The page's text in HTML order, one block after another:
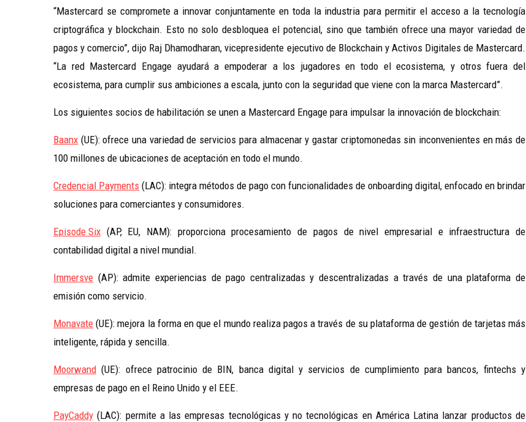
“Mastercard se compromete a innovar conjuntamente en toda la industria para permitir el acceso a la tecnología
criptográfica y blockchain. Esto no solo desbloquea el potencial, sino que también ofrece una mayor variedad de
pagos y comercio”, dijo Raj Dhamodharan, vicepresidente ejecutivo de Blockchain y Activos Digitales de Mastercard.
“La red Mastercard Engage ayudará a empoderar a los jugadores en todo el ecosistema, y ​​otros fuera del
ecosistema, para cumplir sus ambiciones a escala, junto con la seguridad que viene con la marca Mastercard”.
Los siguientes socios de habilitación se unen a Mastercard Engage para impulsar la innovación de blockchain:
Baanx (UE): ofrece una variedad de servicios para almacenar y gastar criptomonedas sin inconvenientes en más de
100 millones de ubicaciones de aceptación en todo el mundo.
Credencial Payments (LAC): integra métodos de pago con funcionalidades de onboarding digital, enfocado en brindar
soluciones para comerciantes y consumidores.
Episode Six (AP, EU, NAM): proporciona procesamiento de pagos de nivel empresarial e infraestructura de
contabilidad digital a nivel mundial.
Immersve (AP): admite experiencias de pago centralizadas y descentralizadas a través de una plataforma de
emisión como servicio.
Monavate (UE): mejora la forma en que el mundo realiza pagos a través de su plataforma de gestión de tarjetas más
inteligente, rápida y sencilla.
Moorwand (UE): ofrece patrocinio de BIN, banca digital y servicios de cumplimiento para bancos, fintechs y
empresas de pago en el Reino Unido y el EEE.
PayCaddy (LAC): permite a las empresas tecnológicas y no tecnológicas en América Latina lanzar productos de